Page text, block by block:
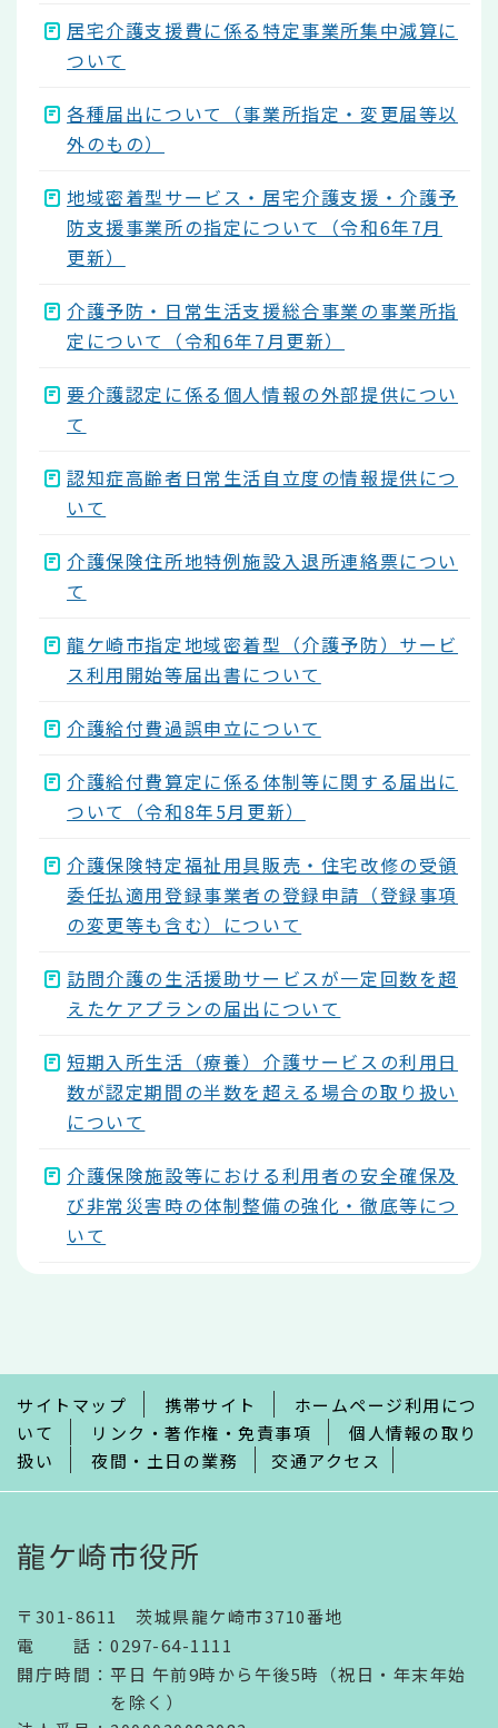
居宅介護支援費に係る特定事業所集中減算に
ついて
各種届出について（事業所指定・変更届等以
外のもの）
地域密着型サービス・居宅介護支援・介護予
防支援事業所の指定について（令和6年7月
更新）
介護予防・日常生活支援総合事業の事業所指
定について（令和6年7月更新）
要介護認定に係る個人情報の外部提供につい
て
認知症高齢者日常生活自立度の情報提供につ
いて
介護保険住所地特例施設入退所連絡票につい
て
龍ケ崎市指定地域密着型（介護予防）サービ
ス利用開始等届出書について
介護給付費過誤申立について
介護給付費算定に係る体制等に関する届出に
ついて（令和8年5月更新）
介護保険特定福祉用具販売・住宅改修の受領
委任払適用登録事業者の登録申請（登録事項
の変更等も含む）について
訪問介護の生活援助サービスが一定回数を超
えたケアプランの届出について
短期入所生活（療養）介護サービスの利用日
数が認定期間の半数を超える場合の取り扱い
について
介護保険施設等における利用者の安全確保及
び非常災害時の体制整備の強化・徹底等につ
いて
で
サイトマップ 携帯サイト
ホームページ利用につ
いて
リンク・著作権・免責事項
個人情報の取り
扱い
夜間・土日の業務 交通アクセス
龍ケ崎市役所
〒301-8611 茨城県龍ケ崎市3710番地
電話 ： 0297-64-1111
開庁時間 ： 平日 午前9時から午後5時（祝日・年末年始
を除く）